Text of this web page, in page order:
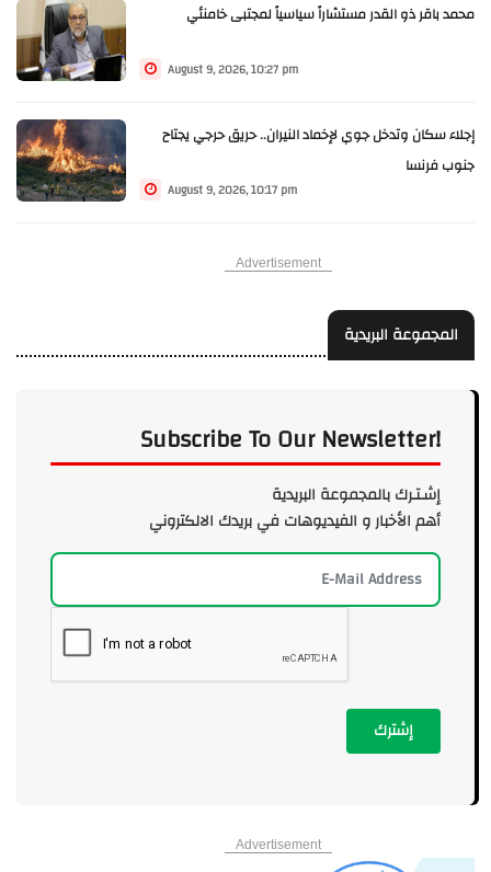
محمد باقر ذو القدر مستشاراً سياسياً لمجتبى خامنئي
August 9, 2026, 10:27 pm
إجلاء سكان وتدخل جوي لإخماد النيران.. حريق حرجي يجتاح
جنوب فرنسا
August 9, 2026, 10:17 pm
Advertisement
المجموعة البريدية
Subscribe To Our Newsletter!
إشـتـرك بالمجموعة البريدية
أهم الأخبار و الفيديوهات في بريدك الالكتروني
إشترك
Advertisement